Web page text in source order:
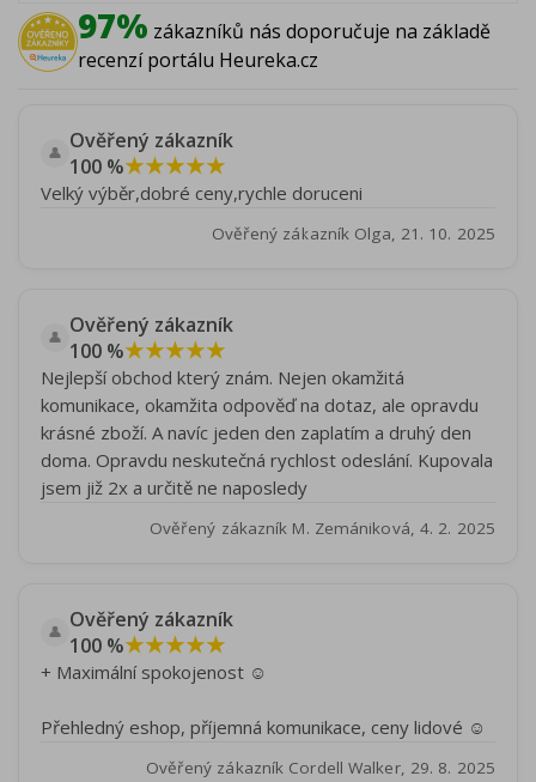
97% zákazníků nás doporučuje na základě
recenzí portálu Heureka.cz
👤 Ověřený zákazník
100 %★★★★★
Velký výběr,dobré ceny,rychle doruceni
Ověřený zákazník Olga, 21. 10. 2025
👤 Ověřený zákazník
100 %★★★★★
Nejlepší obchod který znám. Nejen okamžitá
komunikace, okamžita odpověď na dotaz, ale opravdu
krásné zboží. A navíc jeden den zaplatím a druhý den
doma. Opravdu neskutečná rychlost odeslání. Kupovala
jsem již 2x a určitě ne naposledy
Ověřený zákazník M. Zemániková, 4. 2. 2025
👤 Ověřený zákazník
100 %★★★★★
+ Maximální spokojenost ☺️
Přehledný eshop, příjemná komunikace, ceny lidové ☺️
Ověřený zákazník Cordell Walker, 29. 8. 2025